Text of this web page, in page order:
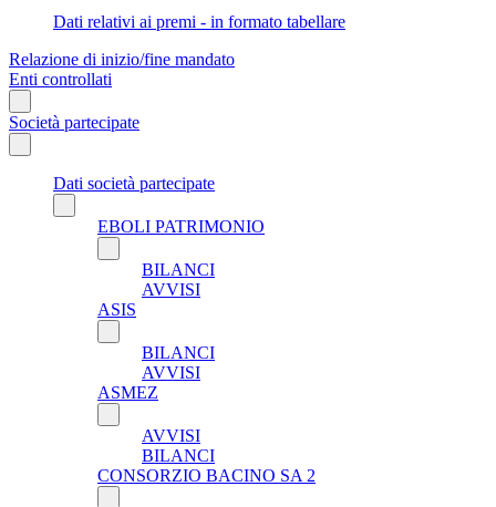
Dati relativi ai premi - in formato tabellare
Relazione di inizio/fine mandato
Enti controllati
Società partecipate
Dati società partecipate
EBOLI PATRIMONIO
BILANCI
AVVISI
ASIS
BILANCI
AVVISI
ASMEZ
AVVISI
BILANCI
CONSORZIO BACINO SA 2